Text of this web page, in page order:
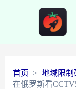
首页
地域限制
在俄罗斯看